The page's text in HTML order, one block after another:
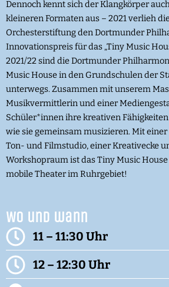
Dennoch kennt sich der Klangkörper
kleineren Formaten aus – 2021 verlieh
Orchesterstiftung den Dortmunder
Innovationspreis für das „Tiny Music
2021/22 sind die Dortmunder
Music House in den Grundschulen der
unterwegs. Zusammen mit unserem
Musikvermittlerin und einer
Schüler*innen ihre kreativen
wie sie gemeinsam musizieren. Mit
Ton- und Filmstudio, einer Kreativecke
Workshopraum ist das Tiny Music
mobile Theater im Ruhrgebiet!
Wo und wann
11 – 11:30 Uhr
12 – 12:30 Uhr